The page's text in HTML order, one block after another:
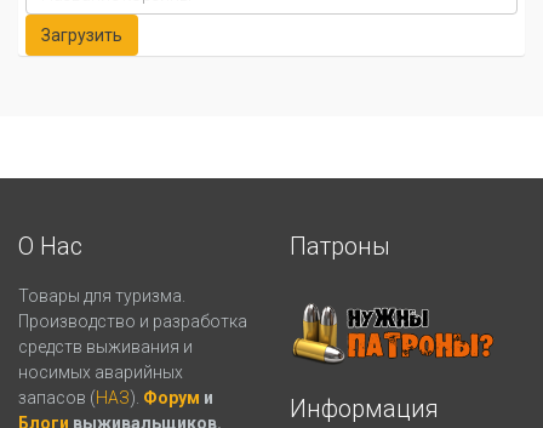
О Нас
Товары для туризма.
Производство и разработка
средств выживания и
носимых аварийных
запасов (НАЗ). Форум и
Блоги выживальщиков.
Патроны
Информация